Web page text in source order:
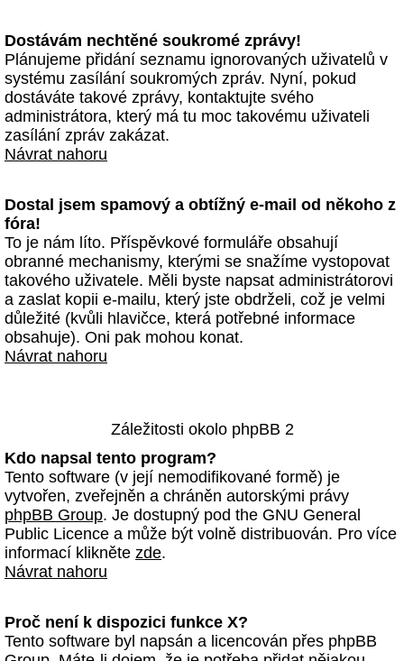
Dostávám nechtěné soukromé zprávy!
Plánujeme přidání seznamu ignorovaných uživatelů v
systému zasílání soukromých zpráv. Nyní, pokud
dostáváte takové zprávy, kontaktujte svého
administrátora, který má tu moc takovému uživateli
zasílání zpráv zakázat.
Návrat nahoru
Dostal jsem spamový a obtížný e-mail od někoho z
fóra!
To je nám líto. Příspěvkové formuláře obsahují
obranné mechanismy, kterými se snažíme vystopovat
takového uživatele. Měli byste napsat administrátorovi
a zaslat kopii e-mailu, který jste obdrželi, což je velmi
důležité (kvůli hlavičce, která potřebné informace
obsahuje). Oni pak mohou konat.
Návrat nahoru
Záležitosti okolo phpBB 2
Kdo napsal tento program?
Tento software (v její nemodifikované formě) je
vytvořen, zveřejněn a chráněn autorskými právy
phpBB Group. Je dostupný pod the GNU General
Public Licence a může být volně distribuován. Pro více
informací klikněte zde.
Návrat nahoru
Proč není k dispozici funkce X?
Tento software byl napsán a licencován přes phpBB